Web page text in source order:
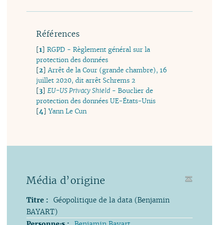
Références
[1]RGPD - Règlement général sur la
protection des données
[2]Arrêt de la Cour (grande chambre), 16
juillet 2020, dit arrêt Schrems 2
[3]EU-US Privacy Shield - Bouclier de
protection des données UE-États-Unis
[4]Yann Le Cun
Média d’origine
Titre : Géopolitique de la data (Benjamin
BAYART)